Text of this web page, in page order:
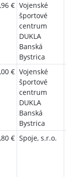
€ Vojenské
športové
centrum
DUKLA
Banská
Bystrica
€ Vojenské
športové
centrum
DUKLA
Banská
Bystrica
€ Spoje, s.r.o.